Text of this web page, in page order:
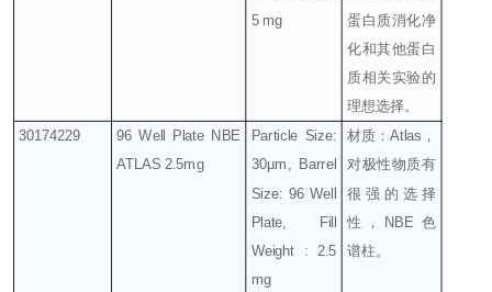
5 mg
蛋白质消化净
化和其他蛋白
质相关实验的
理想选择。
30174229 96 Well Plate NBE
ATLAS 2.5mg
Particle Size:
30µm, Barrel
Size: 96 Well
Plate, Fill
Weight : 2.5
mg
材质：Atlas ，
对极性物质有
很强的选择
性， NBE色
谱柱。